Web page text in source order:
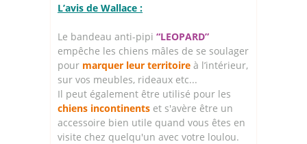
L’avis de Wallace :
Le bandeau anti-pipi “LEOPARD”
empêche les chiens mâles de se soulager
pour marquer leur territoire à l’intérieur,
sur vos meubles, rideaux etc...
Il peut également être utilisé pour les
chiens incontinents et s'avère être un
accessoire bien utile quand vous êtes en
visite chez quelqu'un avec votre loulou.